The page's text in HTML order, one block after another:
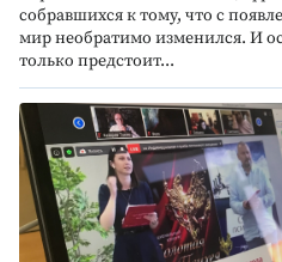
собравшихся к тому, что с
мир необратимо изменился. И
только предстоит...